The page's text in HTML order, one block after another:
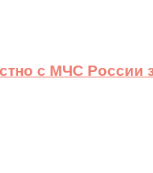
с МЧС России